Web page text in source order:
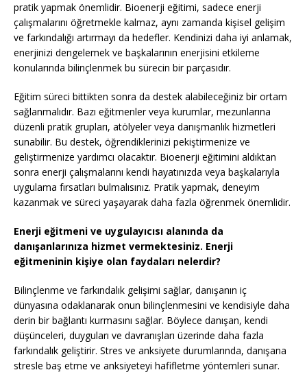
pratik yapmak önemlidir. Bioenerji eğitimi, sadece enerji
çalışmalarını öğretmekle kalmaz, aynı zamanda kişisel gelişim
ve farkındalığı artırmayı da hedefler. Kendinizi daha iyi anlamak,
enerjinizi dengelemek ve başkalarının enerjisini etkileme
konularında bilinçlenmek bu sürecin bir parçasıdır.
Eğitim süreci bittikten sonra da destek alabileceğiniz bir ortam
sağlanmalıdır. Bazı eğitmenler veya kurumlar, mezunlarına
düzenli pratik grupları, atölyeler veya danışmanlık hizmetleri
sunabilir. Bu destek, öğrendiklerinizi pekiştirmenize ve
geliştirmenize yardımcı olacaktır. Bioenerji eğitimini aldıktan
sonra enerji çalışmalarını kendi hayatınızda veya başkalarıyla
uygulama fırsatları bulmalısınız. Pratik yapmak, deneyim
kazanmak ve süreci yaşayarak daha fazla öğrenmek önemlidir.
Enerji eğitmeni ve uygulayıcısı alanında da
danışanlarınıza hizmet vermektesiniz. Enerji
eğitmeninin kişiye olan faydaları nelerdir?
Bilinçlenme ve farkındalık gelişimi sağlar, danışanın iç
dünyasına odaklanarak onun bilinçlenmesini ve kendisiyle daha
derin bir bağlantı kurmasını sağlar. Böylece danışan, kendi
düşünceleri, duyguları ve davranışları üzerinde daha fazla
farkındalık geliştirir. Stres ve anksiyete durumlarında, danışana
stresle baş etme ve anksiyeteyi hafifletme yöntemleri sunar.